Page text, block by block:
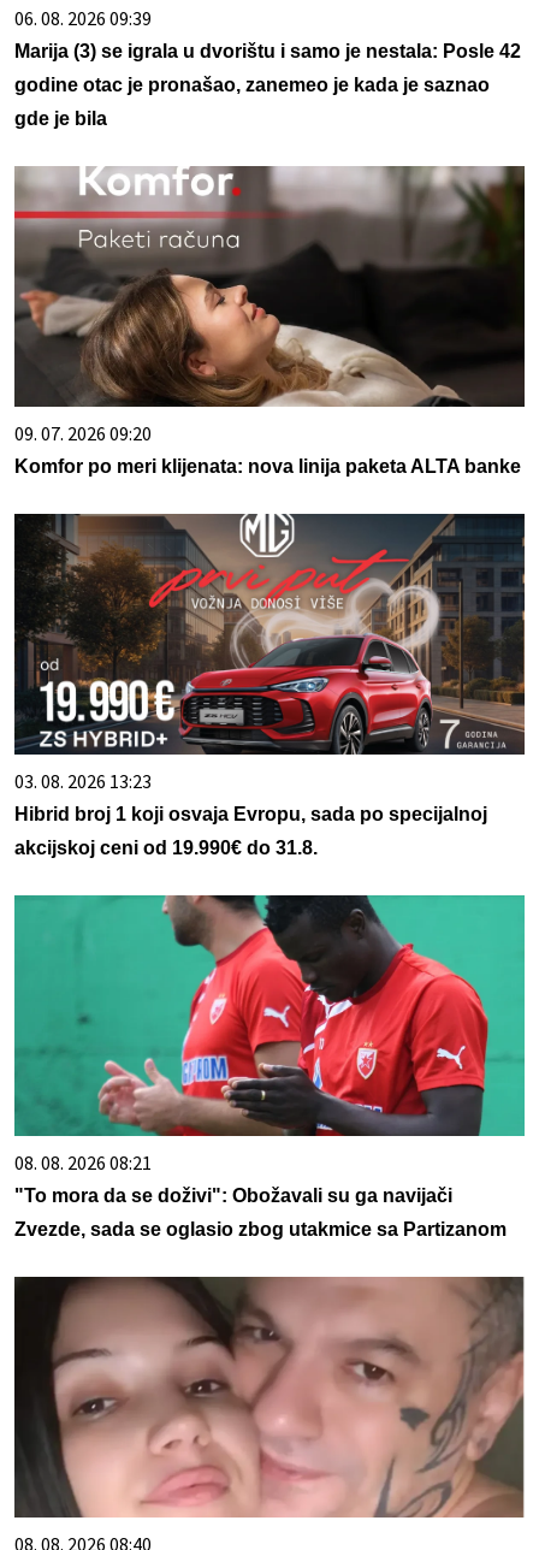
06. 08. 2026 09:39
Marija (3) se igrala u dvorištu i samo je nestala: Posle 42
godine otac je pronašao, zanemeo je kada je saznao
gde je bila
09. 07. 2026 09:20
Komfor po meri klijenata: nova linija paketa ALTA banke
03. 08. 2026 13:23
Hibrid broj 1 koji osvaja Evropu, sada po specijalnoj
akcijskoj ceni od 19.990€ do 31.8.
08. 08. 2026 08:21
"To mora da se doživi": Obožavali su ga navijači
Zvezde, sada se oglasio zbog utakmice sa Partizanom
08. 08. 2026 08:40